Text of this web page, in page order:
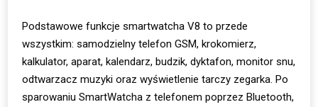
Podstawowe funkcje smartwatcha V8 to przede
wszystkim: samodzielny telefon GSM, krokomierz,
kalkulator, aparat, kalendarz, budzik, dyktafon, monitor snu,
odtwarzacz muzyki oraz wyświetlenie tarczy zegarka. Po
sparowaniu SmartWatcha z telefonem poprzez Bluetooth,